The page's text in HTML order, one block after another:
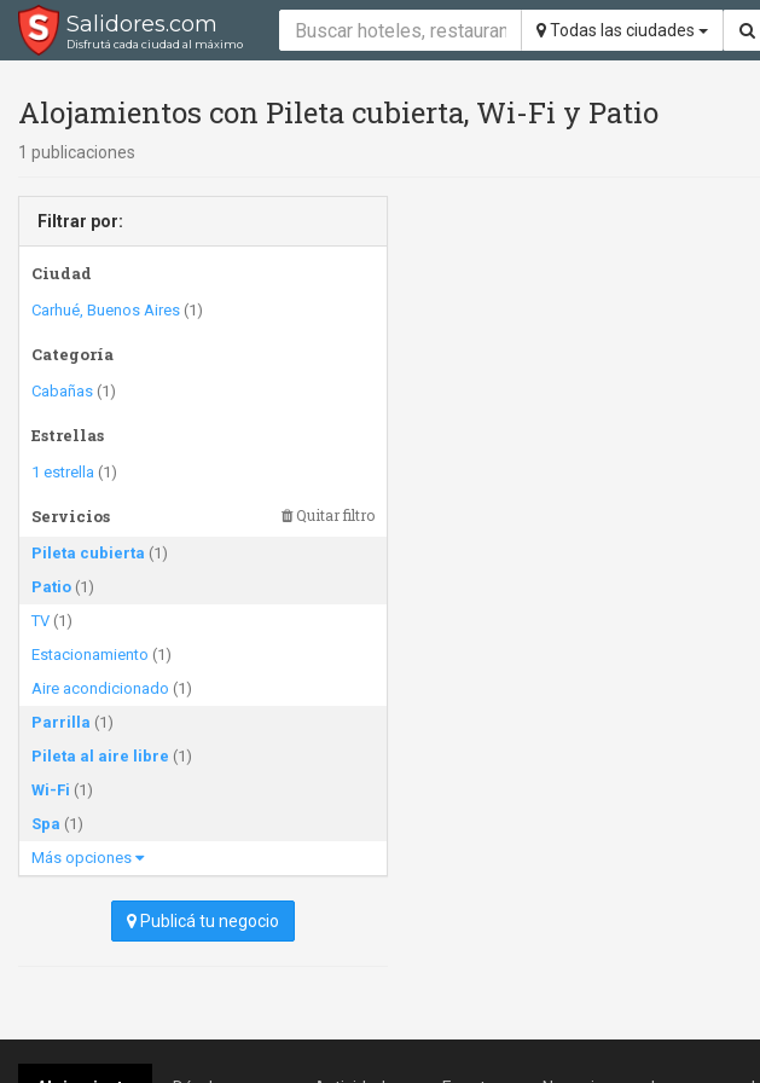
Salidores.com
Disfrutá cada ciudad al máximo
Todas las ciudades
Alojamientos con Pileta cubierta, Wi-Fi y Patio
1 publicaciones
Filtrar por:
Ciudad
Carhué, Buenos Aires (1)
Categoría
Cabañas (1)
Estrellas
1 estrella (1)
Servicios Quitar filtro
Pileta cubierta (1)
Patio (1)
TV (1)
Estacionamiento (1)
Aire acondicionado (1)
Parrilla (1)
Pileta al aire libre (1)
Wi-Fi (1)
Spa (1)
Más opciones
Publicá tu negocio